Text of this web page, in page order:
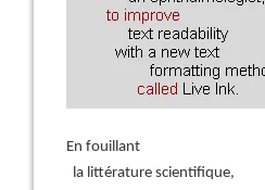
En fouillant
la littérature scientifique,